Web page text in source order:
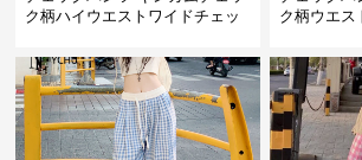
ク柄ハイウエストワイドチェッ
ク柄ウエス